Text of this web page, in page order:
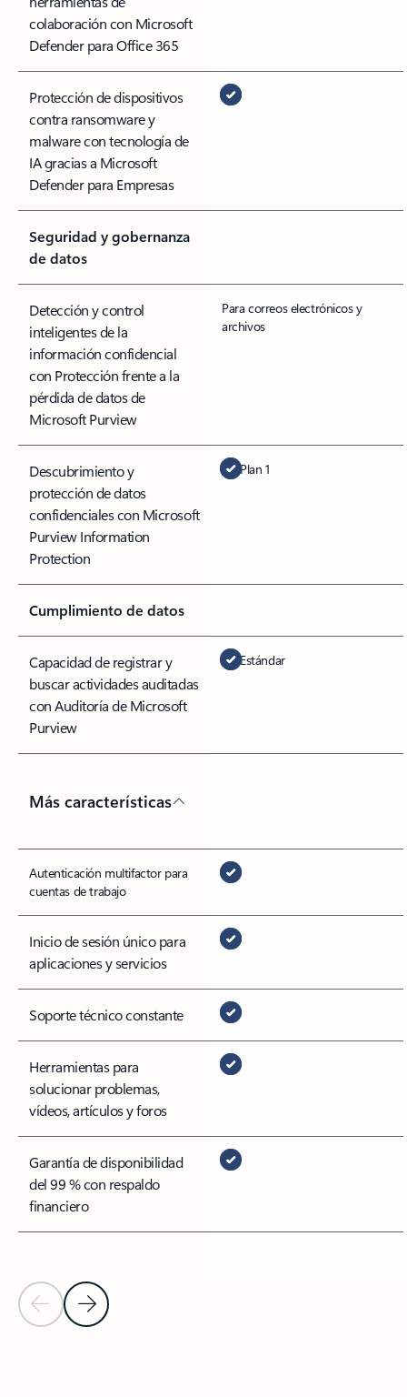
colaboración con Microsoft
Defender para Office 365
Protección de dispositivos
contra ransomware y
malware con tecnología de
IA gracias a Microsoft
Defender para Empresas
Seguridad y gobernanza
de datos
Detección y control
inteligentes de la
información confidencial
con Protección frente a la
pérdida de datos de
Microsoft Purview
Para correos electrónicos y
archivos
Descubrimiento y
protección de datos
confidenciales con Microsoft
Purview Information
Protection
Plan 1
Cumplimiento de datos
Capacidad de registrar y
buscar actividades auditadas
con Auditoría de Microsoft
Purview
Estándar
Más características
Autenticación multifactor para
cuentas de trabajo
Inicio de sesión único para
aplicaciones y servicios
Soporte técnico constante
Herramientas para
solucionar problemas,
vídeos, artículos y foros
Garantía de disponibilidad
del 99 % con respaldo
financiero
Diapositiva anterior
Diapositiva siguiente